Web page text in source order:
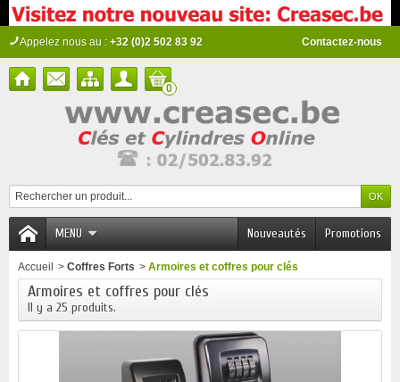
Contactez-nous
Appelez nous au : +32 (0)2 502 83 92
0
MENU Promotions
Nouveautés
Accueil > Coffres Forts > Armoires et coffres pour clés
Armoires et coffres pour clés
Il y a 25 produits.